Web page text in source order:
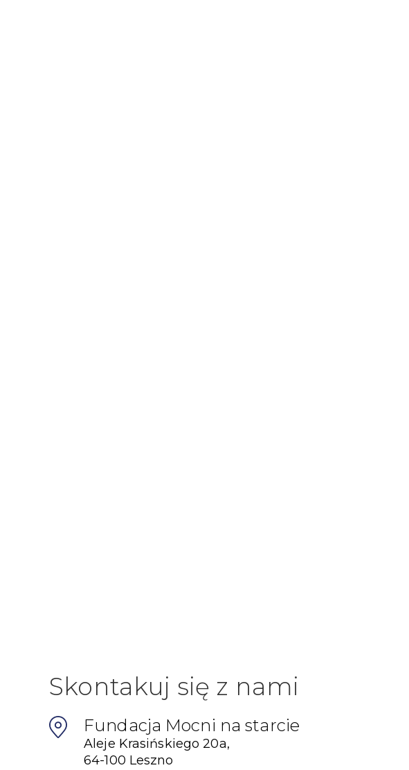
Skontakuj się z nami
Fundacja Mocni na starcie
Aleje Krasińskiego 20a,
64-100 Leszno